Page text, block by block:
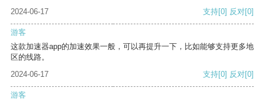
2024-06-17
支持[0] 反对[0]
游客
这款加速器app的加速效果一般，可以再提升一下，比如能够支持更多地
区的线路。
2024-06-17
支持[0] 反对[0]
游客